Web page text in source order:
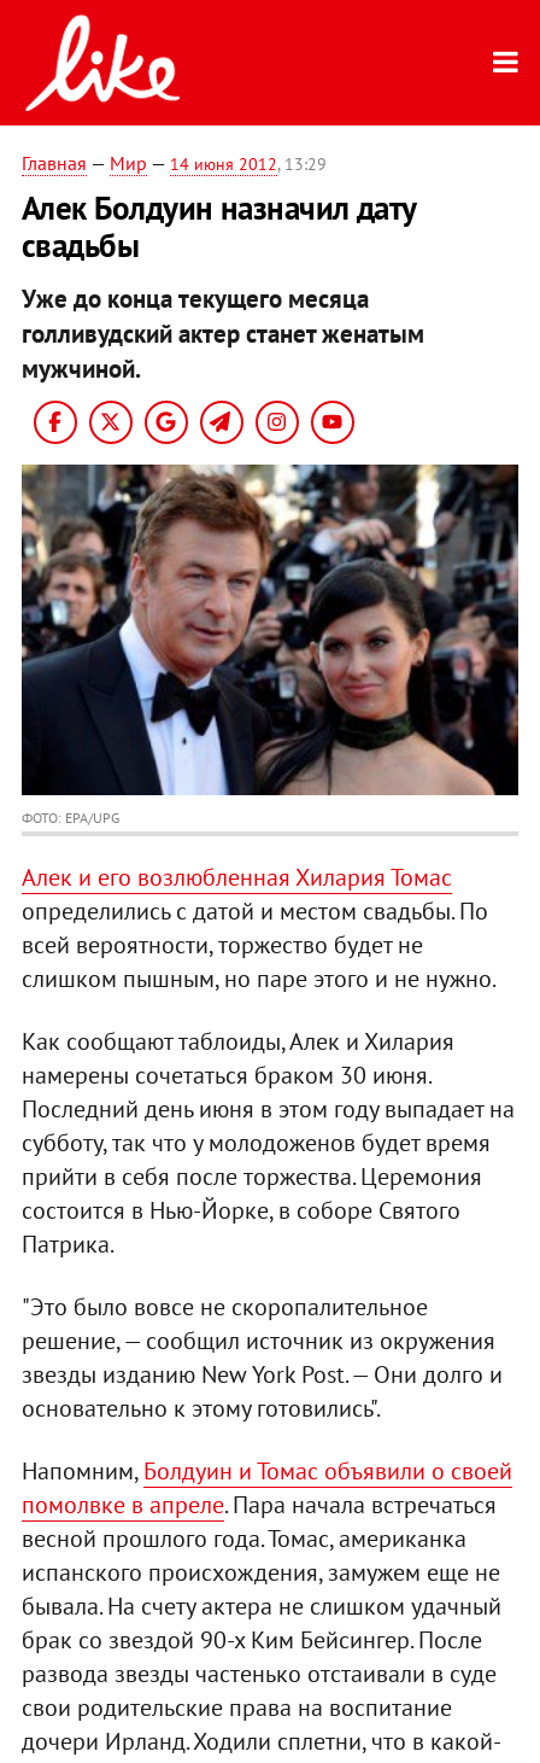
Главная — Мир — 14 июня 2012, 13:29
Алек Болдуин назначил дату
свадьбы
Уже до конца текущего месяца
голливудский актер станет женатым
мужчиной.
ФОТО: EPA/UPG
Алек и его возлюбленная Хилария Томас
определились с датой и местом свадьбы. По
всей вероятности, торжество будет не
слишком пышным, но паре этого и не нужно.
Как сообщают таблоиды, Алек и Хилария
намерены сочетаться браком 30 июня.
Последний день июня в этом году выпадает на
субботу, так что у молодоженов будет время
прийти в себя после торжества. Церемония
состоится в Нью-Йорке, в соборе Святого
Патрика.
"Это было вовсе не скоропалительное
решение, — сообщил источник из окружения
звезды изданию New York Post. — Они долго и
основательно к этому готовились".
Напомним,Болдуин и Томас объявили о своей
помолвке в апреле. Пара начала встречаться
весной прошлого года. Томас, американка
испанского происхождения, замужем еще не
бывала. На счету актера не слишком удачный
брак со звездой 90-х Ким Бейсингер. После
развода звезды частенько отстаивали в суде
свои родительские права на воспитание
дочери Ирланд. Ходили сплетни, что в какой-